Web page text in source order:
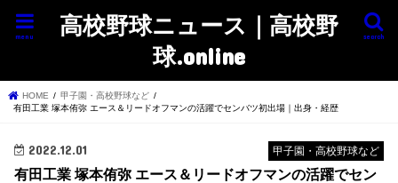
高校野球ニュース｜高校野
球.online
search
menu
HOME
甲子園・高校野球など
有田工業 塚本侑弥 エース＆リードオフマンの活躍でセンバツ初出場｜出身・経歴
甲子園・高校野球など
2022.12.01
有田工業 塚本侑弥 エース＆リードオフマンの活躍でセン